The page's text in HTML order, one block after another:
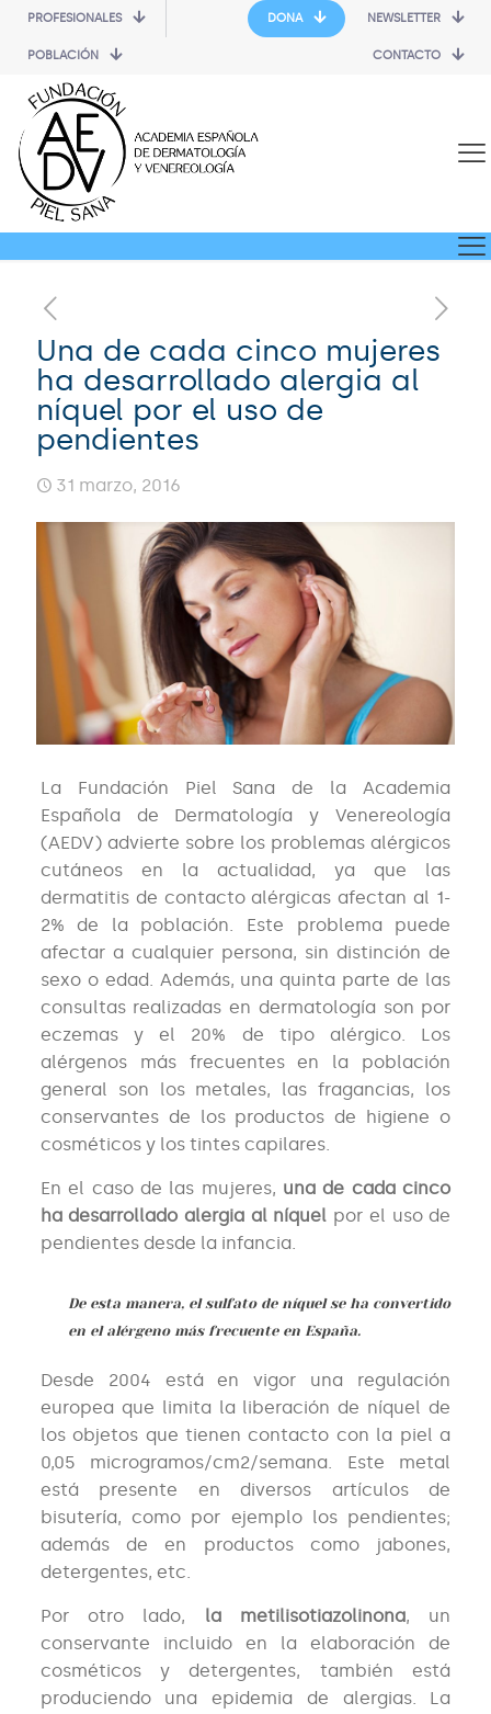
PROFESIONALES
POBLACIÓN
DONA NEWSLETTER
CONTACTO
Una de cada cinco mujeres
ha desarrollado alergia al
níquel por el uso de
pendientes
31 marzo, 2016
La Fundación Piel Sana de la Academia
Española de Dermatología y Venereología
(AEDV) advierte sobre los problemas alérgicos
cutáneos en la actualidad, ya que las
dermatitis de contacto alérgicas afectan al 1-
2% de la población. Este problema puede
afectar a cualquier persona, sin distinción de
sexo o edad. Además, una quinta parte de las
consultas realizadas en dermatología son por
eczemas y el 20% de tipo alérgico. Los
alérgenos más frecuentes en la población
general son los metales, las fragancias, los
conservantes de los productos de higiene o
cosméticos y los tintes capilares.
En el caso de las mujeres, una de cada cinco
ha desarrollado alergia al níquel por el uso de
pendientes desde la infancia.
De esta manera, el sulfato de níquel se ha convertido
en el alérgeno más frecuente en España.
Desde 2004 está en vigor una regulación
europea que limita la liberación de níquel de
los objetos que tienen contacto con la piel a
0,05 microgramos/cm2/semana. Este metal
está presente en diversos artículos de
bisutería, como por ejemplo los pendientes;
además de en productos como jabones,
detergentes, etc.
Por otro lado, la metilisotiazolinona, un
conservante incluido en la elaboración de
cosméticos y detergentes, también está
produciendo una epidemia de alergias. La